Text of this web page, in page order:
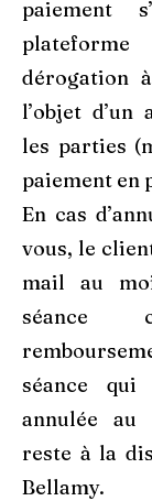
paiement
dérogation
l’objet
les parties
paiement en
En cas
vous, le
mail au
séance
séance qui
annulée au
reste à la
Bellamy.